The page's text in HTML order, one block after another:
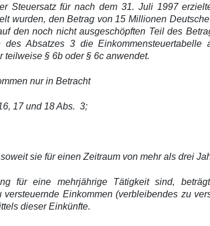
Steuersatz für nach dem 31. Juli 1997
wurden, den Betrag von 15 Millionen
den noch nicht ausgeschöpften Teil des
des Absatzes 3 die
§ 6b oder § 6c anwendet.
nur in Betracht
17 und 18 Abs. 3;
sie für einen Zeitraum von mehr als drei
für eine mehrjährige Tätigkeit sind,
Einkommen (verbleibendes zu
dieser Einkünfte.